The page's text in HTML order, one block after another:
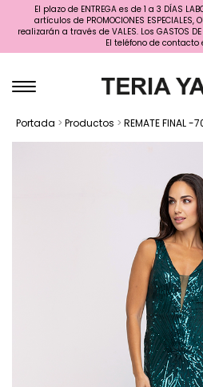
El plazo de ENTREGA es de 1 a 3 DÍAS
artículos de PROMOCIONES ESPECIALES,
realizarán a través de VALES. Los GASTOS
El teléfono de contacto
Portada > Productos > REMATE FINAL -